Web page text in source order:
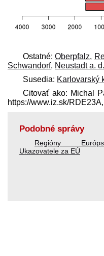
Ostatné:Oberpfalz,
Schwandorf, Neustadt a.
Susedia: Karlovarský
Citovať ako: Michal
https://www.iz.sk/​
Podobné správy
Regióny
Ukazovatele za EÚ